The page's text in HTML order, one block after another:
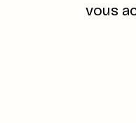
vous